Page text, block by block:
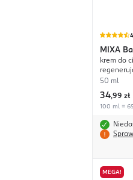
MIXA
krem do
50 ml
34,99 zł
100 ml =
MEGA!